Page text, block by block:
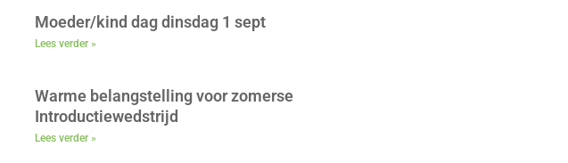
Moeder/kind dag dinsdag 1 sept
Lees verder »
Warme belangstelling voor zomerse
Introductiewedstrijd
Lees verder »